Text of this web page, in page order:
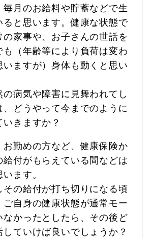
月のお給料や貯蓄などで生
ると思います。健康な状態で
家事や、お子さんの世話を
（年齢等により負荷は変わ
いますが）身体も動くと思い
の病気や障害に見舞われてし
、どうやって今までのように
きますか？
お勤めの方など、健康保険か
給付がもらえている間などは
ます。
その給付が打ち切りになる頃
ご自身の健康状態が通常モー
なかったとしたら、その後ど
していけば良いでしょうか？